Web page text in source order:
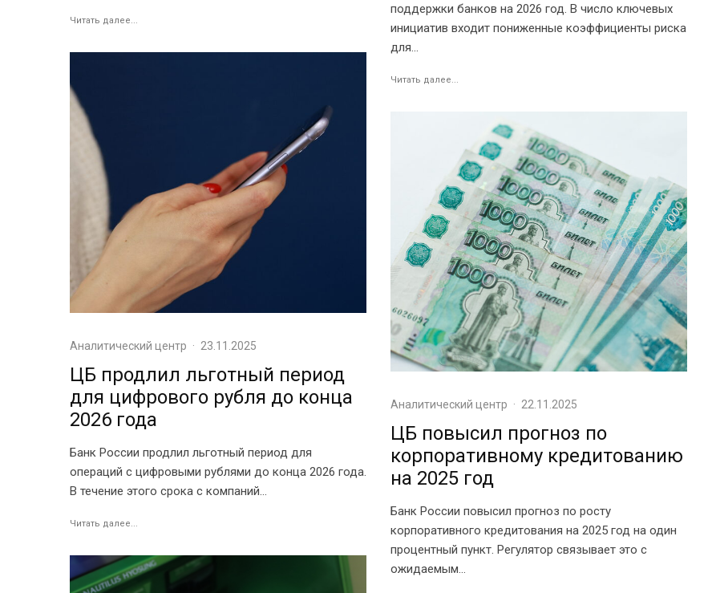
Читать далее...
Аналитический центр · 23.11.2025
ЦБ продлил льготный период
для цифрового рубля до конца
2026 года
Банк России продлил льготный период для
операций с цифровыми рублями до конца 2026 года.
В течение этого срока с компаний...
Читать далее...
поддержки банков на 2026 год. В число ключевых
инициатив входит пониженные коэффициенты риска
для...
Читать далее...
Аналитический центр · 22.11.2025
ЦБ повысил прогноз по
корпоративному кредитованию
на 2025 год
Банк России повысил прогноз по росту
корпоративного кредитования на 2025 год на один
процентный пункт. Регулятор связывает это с
ожидаемым...